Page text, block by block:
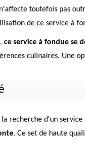
toutefois pas
de ce service à
ce service à fondue se
culinaires. Une
la recherche d'un
. Ce set de haute